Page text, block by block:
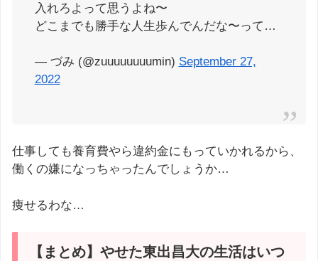
入れろよって思うよね〜
どこまでも勝手な人生歩んでんだな〜って…
— づみ (@zuuuuuuuumin) September 27,
2022
仕事しても養育費やら違約金にもっていかれるから、
働くの嫌になっちゃったんでしょうか…
痩せるわな…
【まとめ】やせた東出昌大の生活はいつ